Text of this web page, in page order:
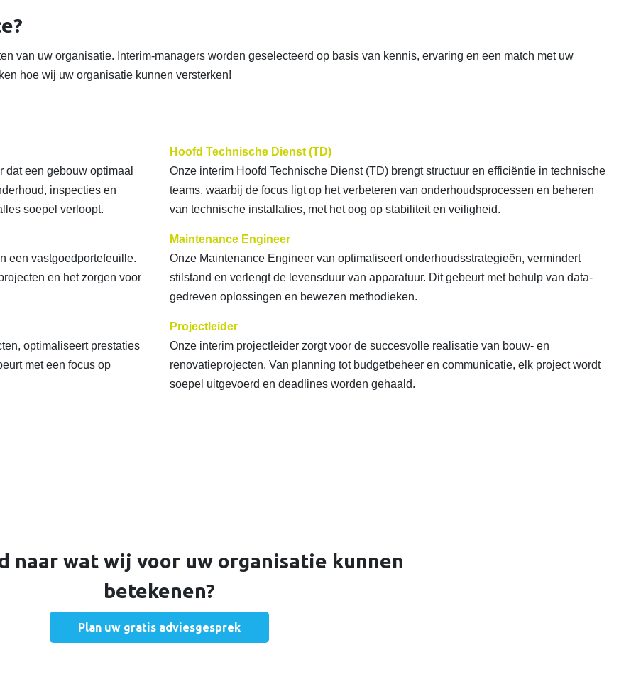
van uw organisatie. Interim-managers worden geselecteerd op basis van kennis, ervaring en een match met uw
hoe wij uw organisatie kunnen versterken!
dat een gebouw optimaal
inspecties en
soepel verloopt.
een vastgoedportefeuille.
en het zorgen voor
optimaliseert prestaties
met een focus op
Hoofd Technische Dienst (TD)
Onze interim Hoofd Technische Dienst (TD) brengt structuur en efficiëntie in technische
teams, waarbij de focus ligt op het verbeteren van onderhoudsprocessen en beheren
van technische installaties, met het oog op stabiliteit en veiligheid.
Maintenance Engineer
Onze Maintenance Engineer van optimaliseert onderhoudsstrategieën, vermindert
stilstand en verlengt de levensduur van apparatuur. Dit gebeurt met behulp van data-
gedreven oplossingen en bewezen methodieken.
Projectleider
Onze interim projectleider zorgt voor de succesvolle realisatie van bouw- en
renovatieprojecten. Van planning tot budgetbeheer en communicatie, elk project wordt
soepel uitgevoerd en deadlines worden gehaald.
naar wat wij voor uw organisatie kunnen
betekenen?
Plan uw gratis adviesgesprek